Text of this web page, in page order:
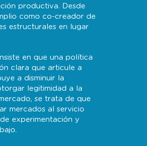
productiva. Desde
como co-creador de
estructurales en lugar
en que una política
clara que articule a
a disminuir la
legitimidad a la
se trata de que
mercados al servicio
experimentación y